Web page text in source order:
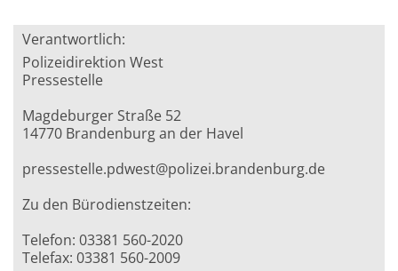
Verantwortlich:
Polizeidirektion West
Pressestelle
Magdeburger Straße 52
14770 Brandenburg an der Havel
pressestelle.pdwest@polizei.brandenburg.de
Zu den Bürodienstzeiten:
Telefon: 03381 560-2020
Telefax: 03381 560-2009